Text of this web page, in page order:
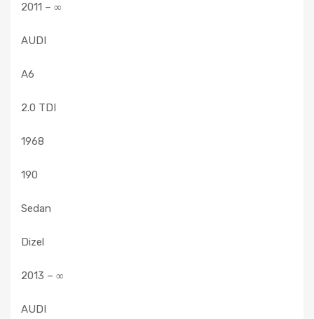
2011 – ∞
AUDI
A6
2.0 TDI
1968
190
Sedan
Dizel
2013 – ∞
AUDI